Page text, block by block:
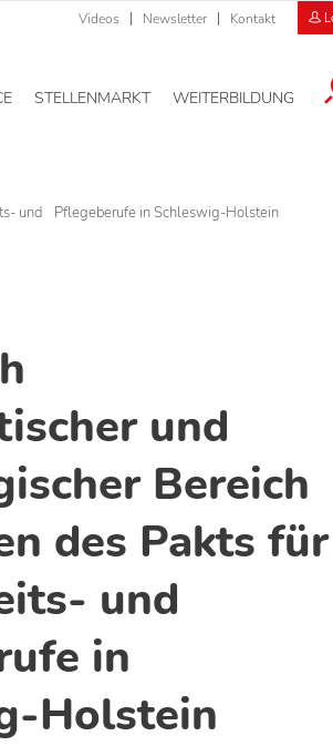
Videos Newsletter Kontakt
STELLENMARKT WEITERBILDUNG
und Pflegeberufe in Schleswig-Holstein
und
Bereich
des Pakts für
und
in
Holstein